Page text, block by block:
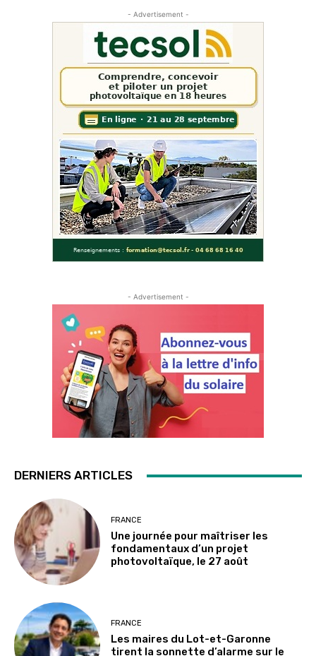
- Advertisement -
- Advertisement -
DERNIERS ARTICLES
FRANCE
Une journée pour maîtriser les
fondamentaux d’un projet
photovoltaïque, le 27 août
FRANCE
Les maires du Lot-et-Garonne
tirent la sonnette d’alarme sur le